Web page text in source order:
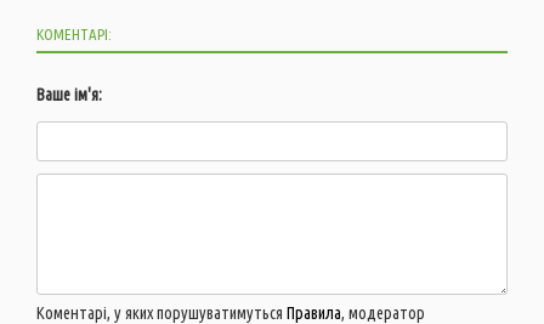
КОМЕНТАРІ:
Ваше ім'я:
Коментарі, у яких порушуватимуться Правила, модератор